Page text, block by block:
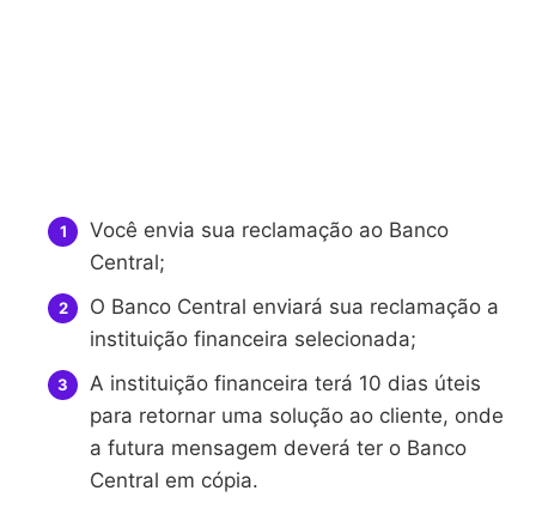
Você envia sua reclamação ao Banco
Central;
O Banco Central enviará sua reclamação a
instituição financeira selecionada;
A instituição financeira terá 10 dias úteis
para retornar uma solução ao cliente, onde
a futura mensagem deverá ter o Banco
Central em cópia.